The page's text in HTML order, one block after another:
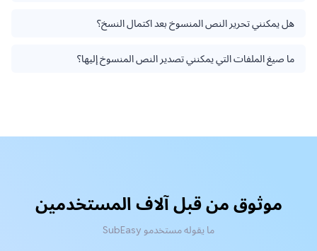
هل يمكنني تحرير النص المنسوخ بعد اكتمال النسخ؟
ما صيغ الملفات التي يمكنني تصدير النص المنسوخ إليها؟
موثوق من قبل آلاف المستخدمين
ما يقوله مستخدمو SubEasy